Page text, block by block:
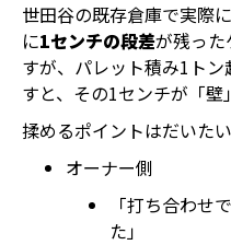
世田谷の既存倉庫で実際
に1センチの段差が残った
すが、パレット積み1ト
すと、その1センチが「壁
揉めるポイントはだいたい
オーナー側
「打ち合わせ
た」